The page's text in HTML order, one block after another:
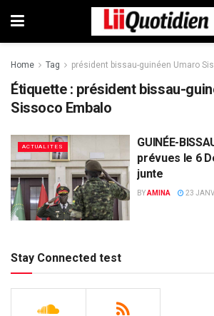
Home Tag président bissau-guinéen Umaro
Étiquette : président bissau-
Sissoco Embalo
ACTUALITES
GUINÉE-
prévues le 6
junte
BYAMINA 23
Stay Connected test